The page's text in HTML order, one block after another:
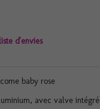
d'envies
baby rose
avec valve